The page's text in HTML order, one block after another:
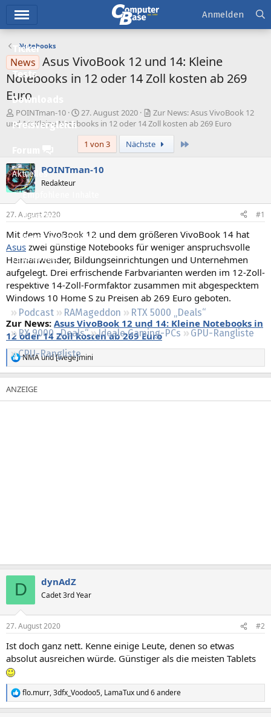
Ticker
Tests
Downloads
Preisvergleich
Aktuelles
Empfohlene Inhalte
Neue Beiträge
Neueste Aktivitäten
Leserartikel
Regeln
Podcast RAMageddon
RTX 5000 „Deals“
RX 9000 „Deals“
Ideale Gaming-PCs
GPU-Rangliste
CPU-Rangliste
Anmelden
Notebooks
News Asus VivoBook 12 und 14: Kleine
Notebooks in 12 oder 14 Zoll kosten ab 269
Euro
E
r
e
l
l
e
r
POINTman-10
E
r
s
e
l
27. August 2020
Zur News: Asus VivoBook 12
und 14: Kleine Notebooks in 12 oder 14 Zoll kosten ab 269 Euro
1 von 3
Nächste
POINTman-10
Redakteur
27. August 2020 #1
Mit dem VivoBook 12 und dem größeren VivoBook 14 hat
Asus zwei günstige Notebooks für weniger anspruchsvolle
Heimanwender, Bildungseinrichtungen und Unternehmen
aufgelegt. Drei erfrischende Farbvarianten werden im 12-Zoll-
respektive 14-Zoll-Formfaktor zusammen mit abgespecktem
Windows 10 Home S zu Preisen ab 269 Euro geboten.
Zur News: Asus VivoBook 12 und 14: Kleine Notebooks in
12 oder 14 Zoll kosten ab 269 Euro
R
e
a
k
t
NMAund[wege]mini
D dynAdZ
Cadet 3rd Year
27. August 2020 #2
Ist doch ganz nett. Kenne einige Leute, denen so etwas
absolut ausreichen würde. Günstiger als die meisten Tablets
R
e
flo.murr,3dfx_Voodoo5, LamaTux und 6 andere